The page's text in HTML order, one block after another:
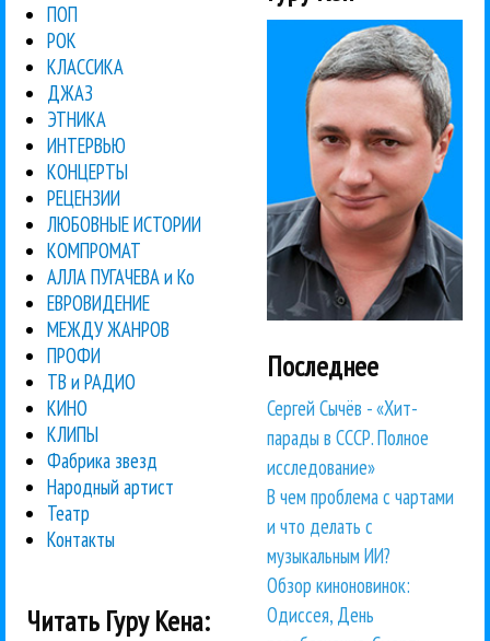
ПОП
РОК
КЛАССИКА
ДЖАЗ
ЭТНИКА
ИНТЕРВЬЮ
КОНЦЕРТЫ
РЕЦЕНЗИИ
ЛЮБОВНЫЕ ИСТОРИИ
КОМПРОМАТ
АЛЛА ПУГАЧЕВА и Ко
ЕВРОВИДЕНИЕ
МЕЖДУ ЖАНРОВ
ПРОФИ
ТВ и РАДИО
КИНО
КЛИПЫ
Фабрика звезд
Народный артист
Театр
Контакты
Читать Гуру Кена:
Последнее
Сергей Сычёв - «Хит-
парады в СССР. Полное
исследование»
В чем проблема с чартами
и что делать с
музыкальным ИИ?
Обзор киноновинок:
Одиссея, День